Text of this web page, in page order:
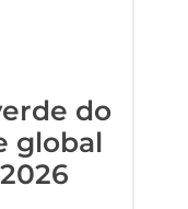
do
global